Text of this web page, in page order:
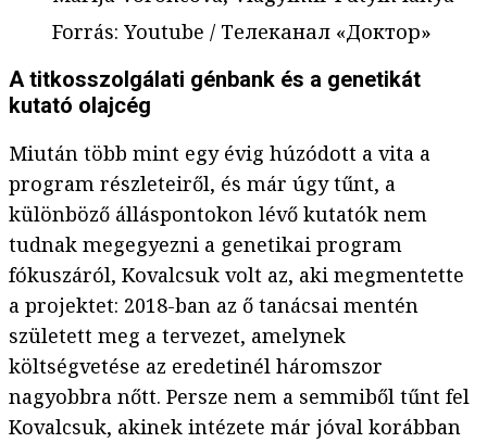
Forrás: Youtube / Телеканал «Доктор»
A titkosszolgálati génbank és a genetikát
kutató olajcég
Miután több mint egy évig húzódott a vita a
program részleteiről, és már úgy tűnt, a
különböző álláspontokon lévő kutatók nem
tudnak megegyezni a genetikai program
fókuszáról, Kovalcsuk volt az, aki megmentette
a projektet: 2018-ban az ő tanácsai mentén
született meg a tervezet, amelynek
költségvetése az eredetinél háromszor
nagyobbra nőtt. Persze nem a semmiből tűnt fel
Kovalcsuk, akinek intézete már jóval korábban